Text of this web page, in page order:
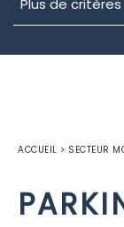
ACCUEIL > SECTEUR